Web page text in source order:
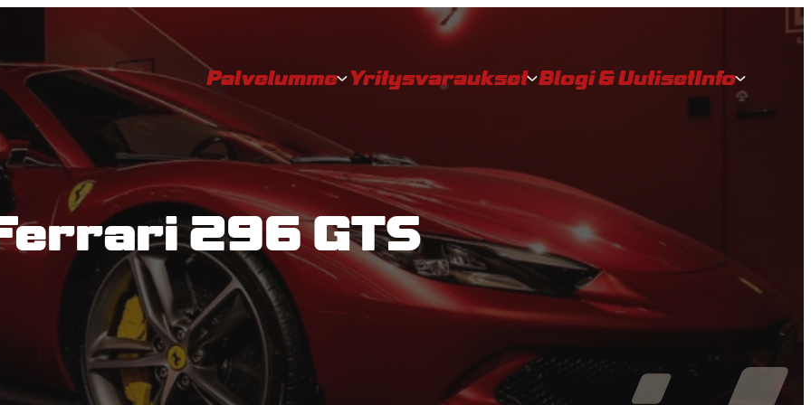
Palvelumme Yritysvaraukset Blogi & UutisetInfo
296 GTS